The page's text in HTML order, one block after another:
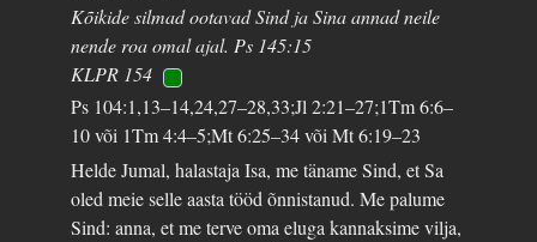
Kõikide silmad ootavad Sind ja Sina annad neile
nende roa omal ajal. Ps 145:15
KLPR 154
Ps 104:1,13–14,24,27–28,33;Jl 2:21–27;1Tm 6:6–
10 või 1Tm 4:4–5;Mt 6:25–34 või Mt 6:19–23
Helde Jumal, halastaja Isa, me täname Sind, et Sa
oled meie selle aasta tööd õnnistanud. Me palume
Sind: anna, et me terve oma eluga kannaksime vilja,